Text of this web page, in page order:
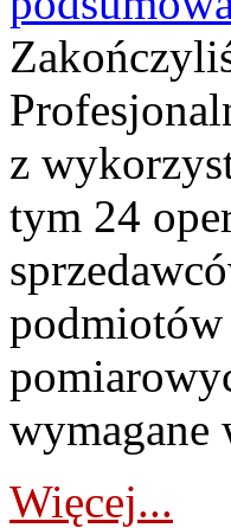
z
tym 24
podmiotów
Więcej...